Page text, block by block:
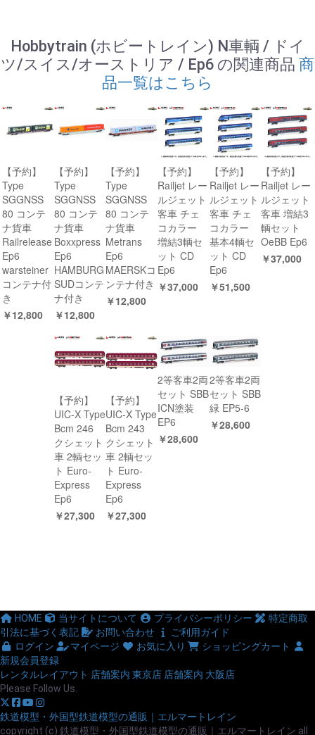
Hobbytrain (ホビートレイン) N車輌 / ドイ
ツ/スイス/オーストリア / Ep6 の関連商品 商
品一覧はこちら
【予約】
Type
SGGNSS
80 コンテ
ナ貨車
Railrelease
Ep6
warsteiner
コンテナ付
き
￥12,800
【予約】
Type
SGGNSS
80 コンテ
ナ貨車
Boxxpress
Ep6
HAMBURG
SUDコンテ
ナ付き
￥12,800
【予約】
Type
SGGNSS
80 コンテ
ナ貨車
Metrans
Ep6
MAERSKコ
ンテナ付き
￥12,800
【予約】
Railjet レー
ルジェット
客車 チェ
コカラー
増結3輌セ
ット CD
Ep6
￥37,000
【予約】
Railjet レー
ルジェット
客車 チェ
コカラー
基本4輌セ
ット CD
Ep6
￥51,500
【予約】
Railjet レー
ルジェット
客車 増結3
輌セット
OeBB Ep6
￥37,000
【予約】
UIC-X Type
Bcm 246
クシェット
車 2輌セッ
ト Euro-
Express
Ep6
￥27,300
【予約】
UIC-X Type
Bcm 243
クシェット
車 2輌セッ
ト Euro-
Express
Ep6
￥27,300
2等客車2両
セット SBB
ICN塗装
EP6
￥28,600
2等客車2両
セット SBB
緑 EP5-6
￥28,600
HOME 当サイトについて プライバシーポリシー
特定商取
引法に基づく表記
お問い合わせ
ご利用ガイド
ログイン
マイページ お気に入り
ショッピングカート
新規会員登録
レンタルレイアウト 店舗案内 東京店 店舗案内 大阪店
Please Follow Us.
鉄道模型・外国型鉄道模型の通販｜エルマートレイン
copyright (c) 鉄道模型・外国型鉄道模型の通販｜エルマートレイン all